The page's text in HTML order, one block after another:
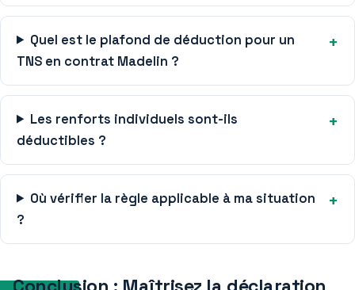
Quel est le plafond de déduction pour un
TNS en contrat Madelin ?
Les renforts individuels sont-ils
déductibles ?
Où vérifier la règle applicable à ma situation
?